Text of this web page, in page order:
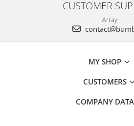
CUSTOMER
Array
MY SHOP
CUSTOMERS
COMPANY DATA